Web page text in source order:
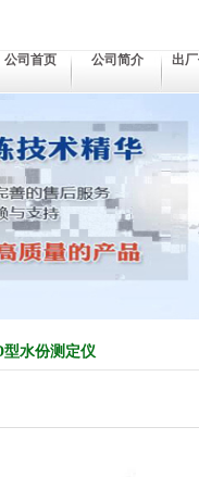
公司首页 公司简介 出
型水份测定仪